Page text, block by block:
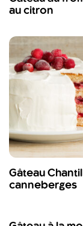
au citron
Gâteau
canneberges